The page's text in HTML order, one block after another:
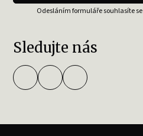
Odesláním formuláře souhlasíte se
Sledujte nás